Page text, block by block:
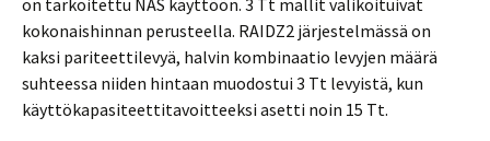
kokonaishinnan perusteella. RAIDZ2 järjestelmässä on
kaksi pariteettilevyä, halvin kombinaatio levyjen määrä
suhteessa niiden hintaan muodostui 3 Tt levyistä, kun
käyttökapasiteettitavoitteeksi asetti noin 15 Tt.